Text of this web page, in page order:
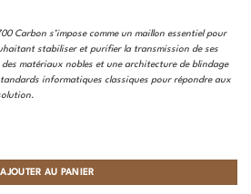
Carbon s’impose comme un maillon essentiel pour
stabiliser et purifier la transmission de ses
matériaux nobles et une architecture de blindage
informatiques classiques pour répondre aux
AJOUTER AU PANIER